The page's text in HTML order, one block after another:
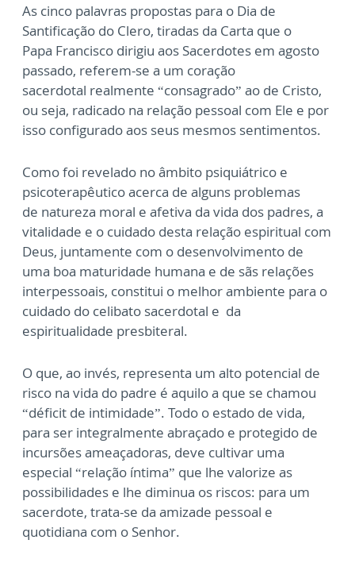
As cinco palavras propostas para o Dia de
Santificação do Clero, tiradas da Carta que o
Papa Francisco dirigiu aos Sacerdotes em agosto
passado, referem-se a um coração
sacerdotal realmente “consagrado” ao de Cristo,
ou seja, radicado na relação pessoal com Ele e por
isso configurado aos seus mesmos sentimentos.
Como foi revelado no âmbito psiquiátrico e
psicoterapêutico acerca de alguns problemas
de natureza moral e afetiva da vida dos padres, a
vitalidade e o cuidado desta relação espiritual com
Deus, juntamente com o desenvolvimento de
uma boa maturidade humana e de sãs relações
interpessoais, constitui o melhor ambiente para o
cuidado do celibato sacerdotal e da
espiritualidade presbiteral.
O que, ao invés, representa um alto potencial de
risco na vida do padre é aquilo a que se chamou
“déficit de intimidade”. Todo o estado de vida,
para ser integralmente abraçado e protegido de
incursões ameaçadoras, deve cultivar uma
especial “relação íntima” que lhe valorize as
possibilidades e lhe diminua os riscos: para um
sacerdote, trata-se da amizade pessoal e
quotidiana com o Senhor.